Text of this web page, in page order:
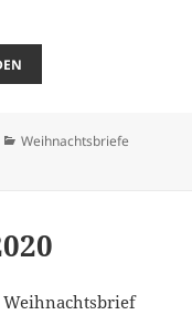
Kategorien
Weihnachtsbriefe